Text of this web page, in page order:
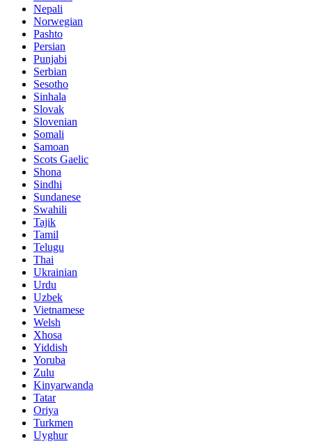
Nepali
Norwegian
Pashto
Persian
Punjabi
Serbian
Sesotho
Sinhala
Slovak
Slovenian
Somali
Samoan
Scots Gaelic
Shona
Sindhi
Sundanese
Swahili
Tajik
Tamil
Telugu
Thai
Ukrainian
Urdu
Uzbek
Vietnamese
Welsh
Xhosa
Yiddish
Yoruba
Zulu
Kinyarwanda
Tatar
Oriya
Turkmen
Uyghur